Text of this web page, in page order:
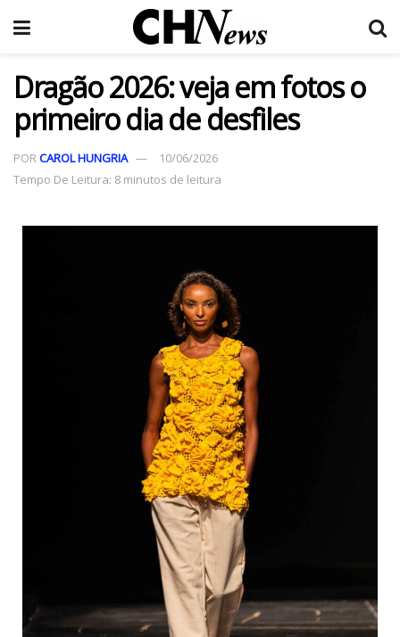
Dragão 2026: veja em fotos o
primeiro dia de desfiles
PORCAROL HUNGRIA
10/06/2026
Tempo De Leitura: 8 minutos de leitura